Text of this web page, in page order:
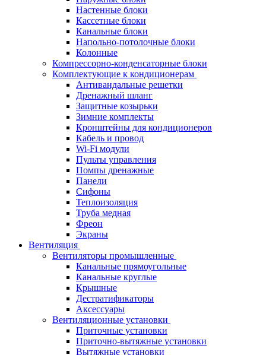
Настенные блоки
Кассетные блоки
Канальные блоки
Напольно-потолочные блоки
Колонные
Компрессорно-конденсаторные блоки
Комплектующие к кондиционерам
Антивандальные решетки
Дренажный шланг
Защитные козырьки
Зимние комплекты
Кронштейны для кондиционеров
Кабель и провод
Wi-Fi модули
Пульты управления
Помпы дренажные
Панели
Сифоны
Теплоизоляция
Труба медная
Фреон
Экраны
Вентиляция
Вентиляторы промышленные
Канальные прямоугольные
Канальные круглые
Крышные
Дестратификаторы
Аксессуары
Вентиляционные установки
Приточные установки
Приточно-вытяжные установки
Вытяжные установки